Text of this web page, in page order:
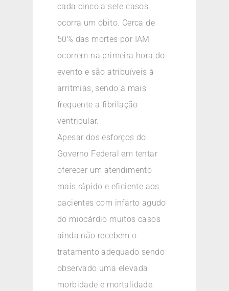
cada cinco a sete casos
ocorra um óbito. Cerca de
50% das mortes por IAM
ocorrem na primeira hora do
evento e são atribuíveis à
arritmias, sendo a mais
frequente a fibrilação
ventricular.
Apesar dos esforços do
Governo Federal em tentar
oferecer um atendimento
mais rápido e eficiente aos
pacientes com infarto agudo
do miocárdio muitos casos
ainda não recebem o
tratamento adequado sendo
observado uma elevada
morbidade e mortalidade.